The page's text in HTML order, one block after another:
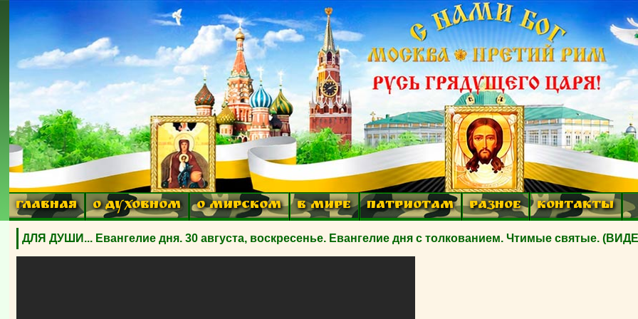
ГЛАВНАЯ О ДУХОВНОМ О МИРСКОМ В МИРЕ ПАТРИОТАМ РАЗНОЕ КОНТАКТЫ
ДЛЯ ДУШИ... Евангелие дня. 30 августа, воскресенье. Евангелие дня с толкованием. Чтимые святые.